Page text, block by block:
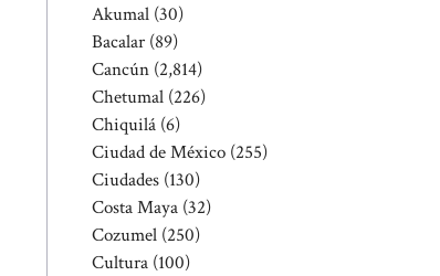
Akumal (30)
Bacalar (89)
Cancún (2,814)
Chetumal (226)
Chiquilá (6)
Ciudad de México (255)
Ciudades (130)
Costa Maya (32)
Cozumel (250)
Cultura (100)